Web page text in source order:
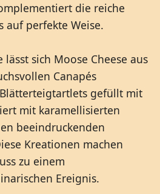
die reiche
auf perfekte Weise.
lässt sich Moose Cheese aus
Canapés
gefüllt mit
mit karamellisierten
beeindruckenden
Kreationen machen
zu einem
Ereignis.